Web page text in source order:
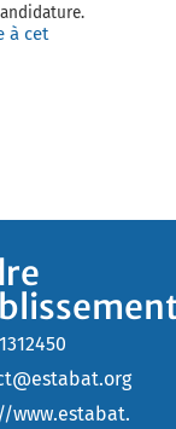
à cet
www.estabat.